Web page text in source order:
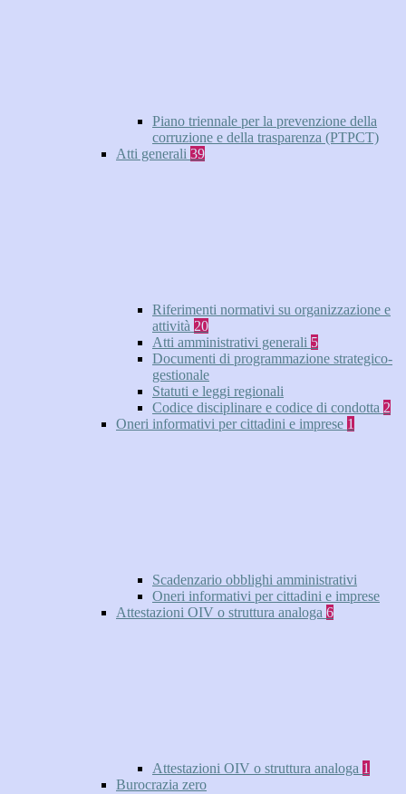
Piano triennale per la prevenzione della
corruzione e della trasparenza (PTPCT)
Atti generali 39
Riferimenti normativi su organizzazione e
attività 20
Atti amministrativi generali 5
Documenti di programmazione strategico-
gestionale
Statuti e leggi regionali
Codice disciplinare e codice di condotta 2
Oneri informativi per cittadini e imprese 1
Scadenzario obblighi amministrativi
Oneri informativi per cittadini e imprese
Attestazioni OIV o struttura analoga 6
Attestazioni OIV o struttura analoga 1
Burocrazia zero